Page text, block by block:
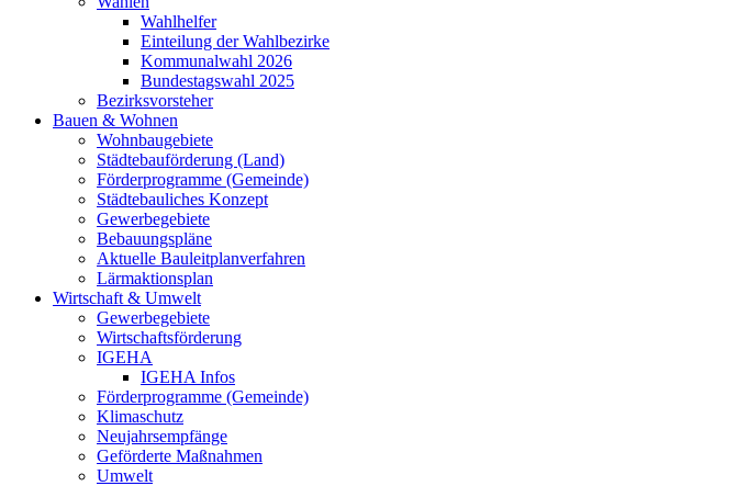
Wahlhelfer
Einteilung der Wahlbezirke
Kommunalwahl 2026
Bundestagswahl 2025
Bezirksvorsteher
Bauen & Wohnen
Wohnbaugebiete
Städtebauförderung (Land)
Förderprogramme (Gemeinde)
Städtebauliches Konzept
Gewerbegebiete
Bebauungspläne
Aktuelle Bauleitplanverfahren
Lärmaktionsplan
Wirtschaft & Umwelt
Gewerbegebiete
Wirtschaftsförderung
IGEHA
IGEHA Infos
Förderprogramme (Gemeinde)
Klimaschutz
Neujahrsempfänge
Geförderte Maßnahmen
Umwelt